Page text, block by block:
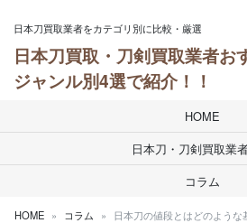
日本刀買取業者をカテゴリ別に比較・厳選
日本刀買取・刀剣買取業者お
ジャンル別4選で紹介！！
HOME
日本刀・刀剣買取業
コラム
HOME コラム 日本刀の値段とはどのような